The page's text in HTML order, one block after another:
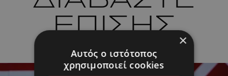
ΕΠΙΣΗΣ ×
Αυτός ο ιστότοπος
χρησιμοποιεί cookies